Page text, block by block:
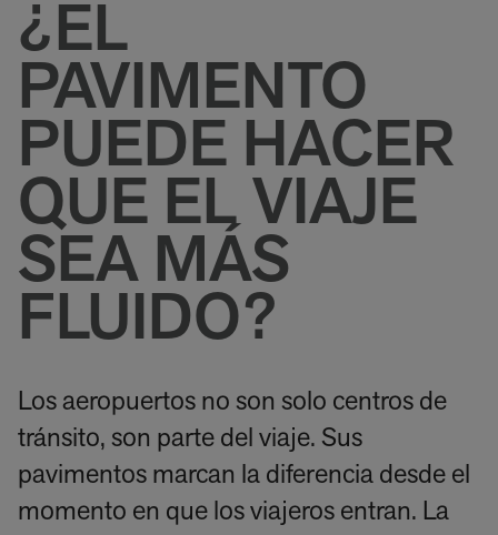
¿EL
PAVIMENTO
PUEDE HACER
QUE EL VIAJE
SEA MÁS
FLUIDO?
Los aeropuertos no son solo centros de
tránsito, son parte del viaje. Sus
pavimentos marcan la diferencia desde el
momento en que los viajeros entran. La